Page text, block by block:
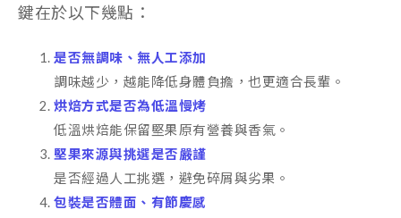
鍵在於以下幾點：
是否無調味、無人工添加
調味越少，越能降低身體負擔，也更適合長輩。
烘焙方式是否為低溫慢烤
低溫烘焙能保留堅果原有營養與香氣。
堅果來源與挑選是否嚴謹
是否經過人工挑選，避免碎屑與劣果。
包裝是否體面、有節慶感